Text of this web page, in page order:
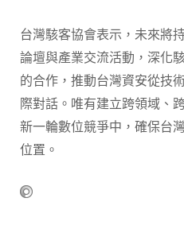
台灣駭客協會表示，未來將
論壇與產業交流活動，深化
的合作，推動台灣資安從技
際對話。 唯有建立跨領域、
新一輪數位競爭中，確保台
位置。